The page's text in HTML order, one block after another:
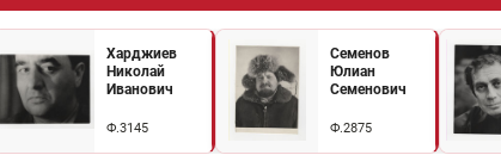
Харджиев
Николай
Иванович
Ф.3145
Семенов
Юлиан
Семенович
Ф.2875